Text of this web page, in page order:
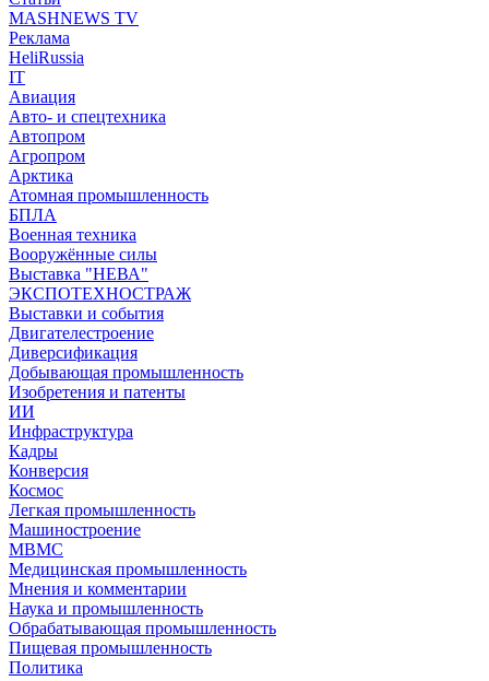
MASHNEWS TV
Реклама
HeliRussia
IT
Авиация
Авто- и спецтехника
Автопром
Агропром
Арктика
Атомная промышленность
БПЛА
Военная техника
Вооружённые силы
Выставка "НЕВА"
ЭКСПОТЕХНОСТРАЖ
Выставки и события
Двигателестроение
Диверсификация
Добывающая промышленность
Изобретения и патенты
ИИ
Инфраструктура
Кадры
Конверсия
Космос
Легкая промышленность
Машиностроение
МВМС
Медицинская промышленность
Мнения и комментарии
Наука и промышленность
Обрабатывающая промышленность
Пищевая промышленность
Политика